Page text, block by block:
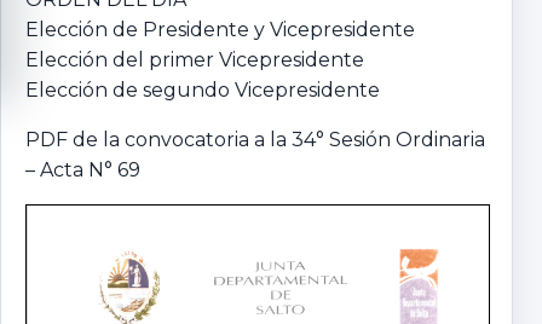
Elección de Presidente y Vicepresidente
Elección del primer Vicepresidente
Elección de segundo Vicepresidente
PDF de la convocatoria a la 34° Sesión Ordinaria
– Acta N° 69